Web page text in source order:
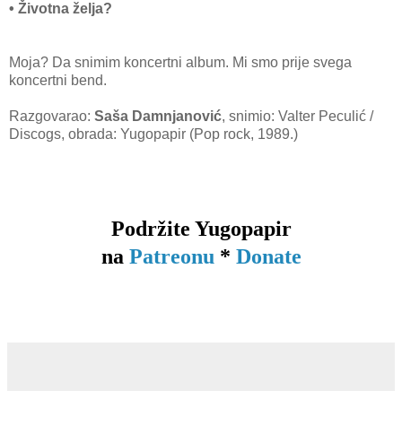
• Životna želja?
Moja? Da snimim koncertni album. Mi smo prije svega
koncertni bend.
Razgovarao: Saša Damnjanović, snimio: Valter Peculić /
Discogs, obrada: Yugopapir (Pop rock, 1989.)
Podržite Yugopapir
na Patreonu * Donate